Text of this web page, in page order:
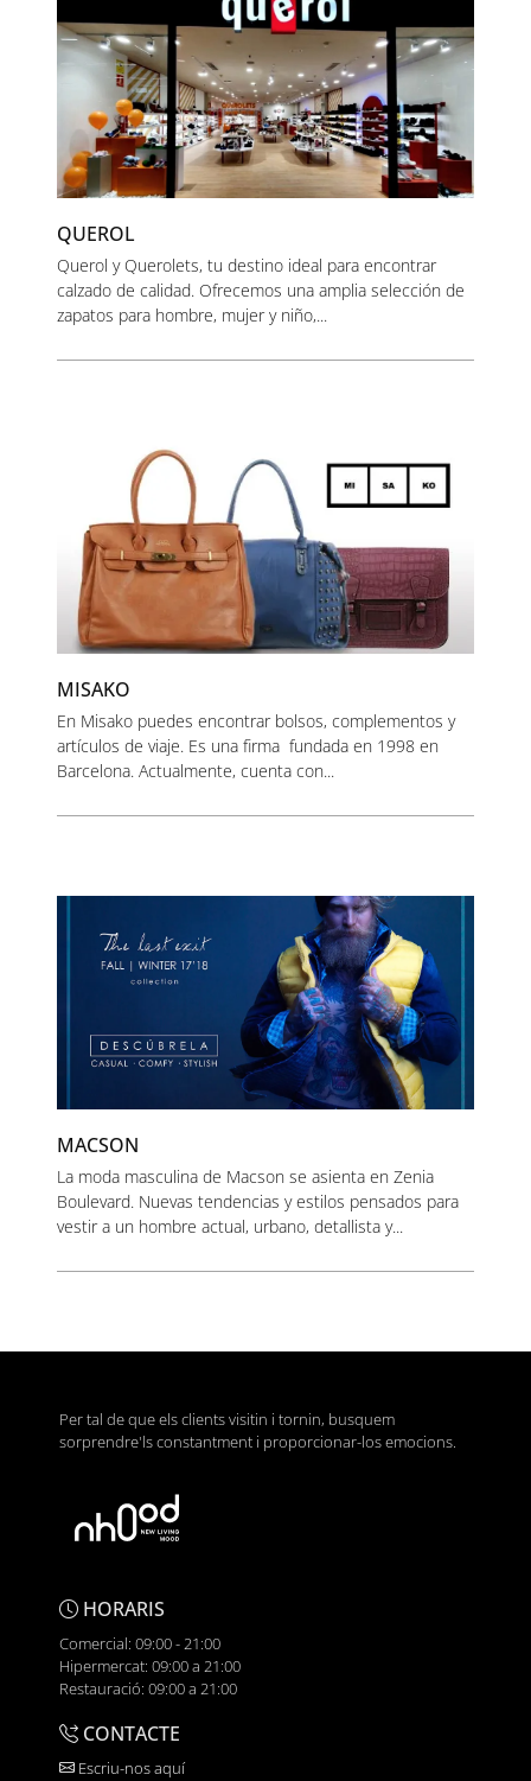
QUEROL
Querol y Querolets, tu destino ideal para encontrar
calzado de calidad. Ofrecemos una amplia selección de
zapatos para hombre, mujer y niño,...
MISAKO
En Misako puedes encontrar bolsos, complementos y
artículos de viaje. Es una firma fundada en 1998 en
Barcelona. Actualmente, cuenta con...
MACSON
La moda masculina de Macson se asienta en Zenia
Boulevard. Nuevas tendencias y estilos pensados para
vestir a un hombre actual, urbano, detallista y...
Per tal de que els clients visitin i tornin, busquem
sorprendre'ls constantment i proporcionar-los emocions.
HORARIS
Comercial: 09:00 - 21:00
Hipermercat: 09:00 a 21:00
Restauració: 09:00 a 21:00
CONTACTE
Escriu-nos aquí